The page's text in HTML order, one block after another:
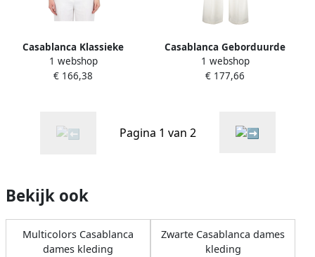
Casablanca Klassieke
Hoodie voor Dagelijks
Comfort White Dames
1 webshop
€ 166,38
Casablanca Geborduurde
Katoenen Track-Pants White
Dames
1 webshop
€ 177,66
Pagina 1 van 2
Bekijk ook
Multicolors Casablanca
dames kleding
Zwarte Casablanca dames
kleding